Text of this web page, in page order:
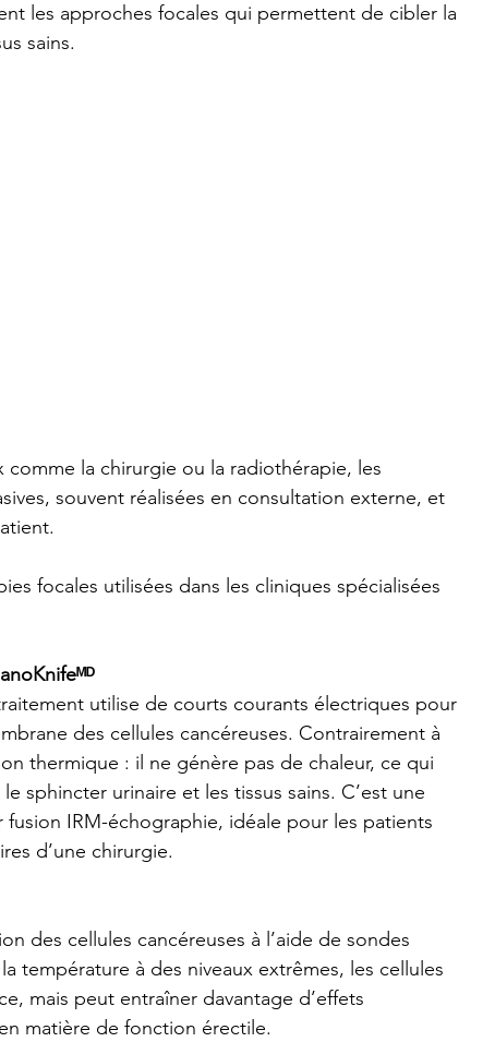
les approches focales qui permettent de cibler la
sains.
la chirurgie ou la radiothérapie, les
souvent réalisées en consultation externe, et
focales utilisées dans les cliniques spécialisées
utilise de courts courants électriques pour
des cellules cancéreuses. Contrairement à
thermique : il ne génère pas de chaleur, ce qui
sphincter urinaire et les tissus sains. C’est une
IRM-échographie, idéale pour les patients
d’une chirurgie.
des cellules cancéreuses à l’aide de sondes
température à des niveaux extrêmes, les cellules
mais peut entraîner davantage d’effets
matière de fonction érectile.